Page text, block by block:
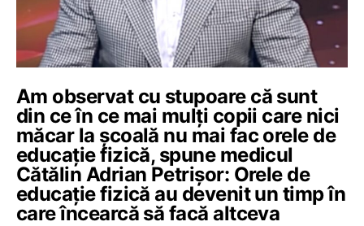
Am observat cu stupoare că sunt
din ce în ce mai mulți copii care nici
măcar la școală nu mai fac orele de
educație fizică, spune medicul
Cătălin Adrian Petrișor: Orele de
educație fizică au devenit un timp în
care încearcă să facă altceva